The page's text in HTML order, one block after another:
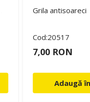
Grila antisoareci
Cod:20517
7,00 RON
Adaugă